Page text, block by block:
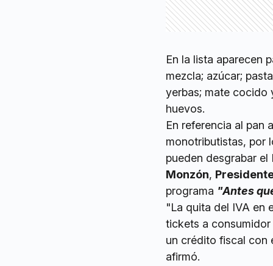
En la lista aparecen
mezcla; azúcar;
yerbas; mate cocido
huevos.
En referencia al pan
monotributistas, por
pueden desgrabar
Monzón,
programa "Antes
"La quita del IVA en
tickets a
un crédito fiscal con
afirmó.